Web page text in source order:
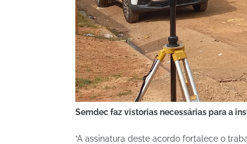
Semdec faz vistorias necessárias para a
“A assinatura deste acordo fortalece o